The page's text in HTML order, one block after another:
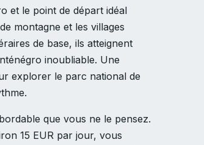
et le point de départ idéal
montagne et les villages
de base, ils atteignent
inoubliable. Une
explorer le parc national de
que vous ne le pensez.
15 EUR par jour, vous